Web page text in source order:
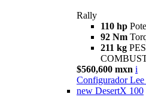
Rally
110 hp
92 Nm
211 kg
$560,600 mxn i
Configurador Lee
new DesertX 100